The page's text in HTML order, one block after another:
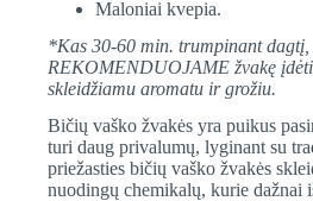
Maloniai kvepia.
*Kas 30-60 min. trumpinant
REKOMENDUOJAME žvakę įdėti
skleidžiamu aromatu ir grožiu.
Bičių vaško žvakės yra puikus
turi daug privalumų, lyginant su
priežasties bičių vaško žvakės
nuodingų chemikalų, kurie dažnai